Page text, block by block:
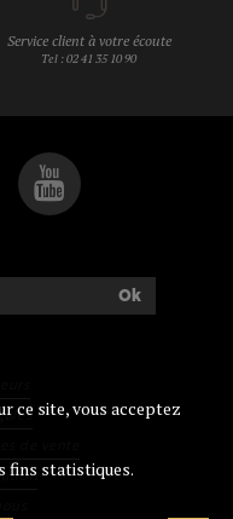
ce site, vous acceptez
fins statistiques.
Service client à votre écoute
Tel : 02 41 35 10 90
Ok